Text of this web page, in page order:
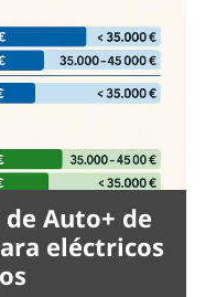
Auto+ de
eléctricos